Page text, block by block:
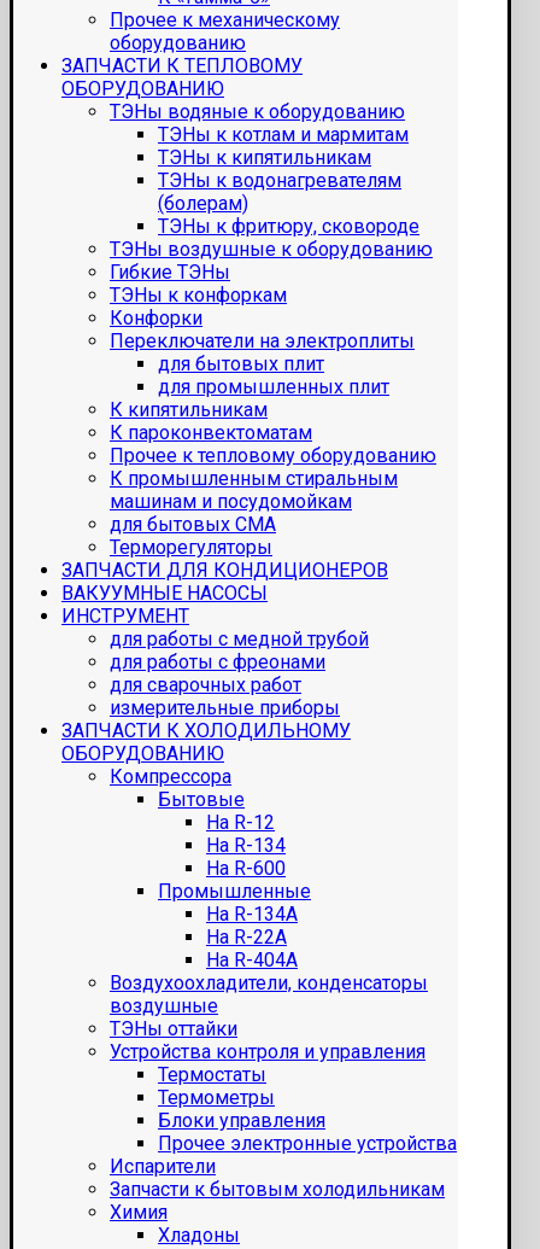
Прочее к механическому
оборудованию
ЗАПЧАСТИ К ТЕПЛОВОМУ
ОБОРУДОВАНИЮ
ТЭНы водяные к оборудованию
ТЭНы к котлам и мармитам
ТЭНы к кипятильникам
ТЭНы к водонагревателям
(болерам)
ТЭНы к фритюру, сковороде
ТЭНы воздушные к оборудованию
Гибкие ТЭНы
ТЭНы к конфоркам
Конфорки
Переключатели на электроплиты
для бытовых плит
для промышленных плит
К кипятильникам
К пароконвектоматам
Прочее к тепловому оборудованию
К промышленным стиральным
машинам и посудомойкам
для бытовых СМА
Терморегуляторы
ЗАПЧАСТИ ДЛЯ КОНДИЦИОНЕРОВ
ВАКУУМНЫЕ НАСОСЫ
ИНСТРУМЕНТ
для работы с медной трубой
для работы с фреонами
для сварочных работ
измерительные приборы
ЗАПЧАСТИ К ХОЛОДИЛЬНОМУ
ОБОРУДОВАНИЮ
Компрессора
Бытовые
На R-12
На R-134
На R-600
Промышленные
На R-134A
На R-22A
На R-404A
Воздухоохладители, конденсаторы
воздушные
ТЭНы оттайки
Устройства контроля и управления
Термостаты
Термометры
Блоки управления
Прочее электронные устройства
Испарители
Запчасти к бытовым холодильникам
Химия
Хладоны